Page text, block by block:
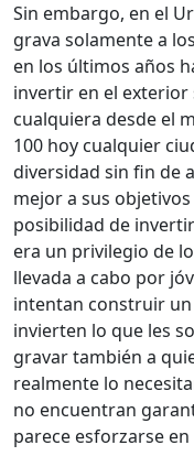
Sin embargo, en el
grava solamente a
en los últimos años
invertir en el exterior
cualquiera desde el
100 hoy cualquier
diversidad sin fin de
mejor a sus
posibilidad de
era un privilegio de
llevada a cabo por
intentan construir
invierten lo que les
gravar también a
realmente lo
no encuentran
parece esforzarse